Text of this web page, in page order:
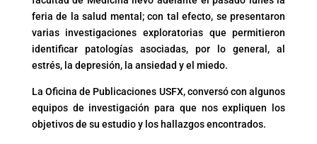
feria de la salud mental; con tal efecto, se presentaron
varias investigaciones exploratorias que permitieron
identificar patologías asociadas, por lo general, al
estrés, la depresión, la ansiedad y el miedo.
La Oficina de Publicaciones USFX, conversó con algunos
equipos de investigación para que nos expliquen los
objetivos de su estudio y los hallazgos encontrados.